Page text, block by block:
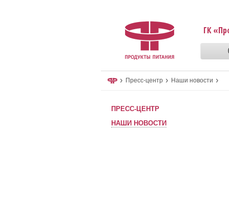
ГК
› Пресс-центр › Наши новости ›
ПРЕСС-ЦЕНТР
НАШИ НОВОСТИ